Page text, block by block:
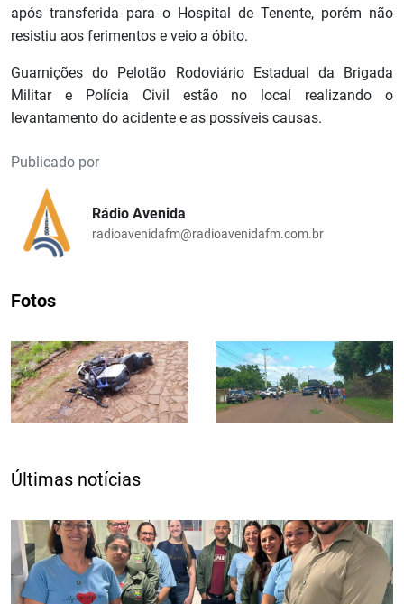
após transferida para o Hospital de Tenente, porém não
resistiu aos ferimentos e veio a óbito.
Guarnições do Pelotão Rodoviário Estadual da Brigada
Militar e Polícia Civil estão no local realizando o
levantamento do acidente e as possíveis causas.
Publicado por
Rádio Avenida
radioavenidafm@radioavenidafm.com.br
Fotos
Últimas notícias